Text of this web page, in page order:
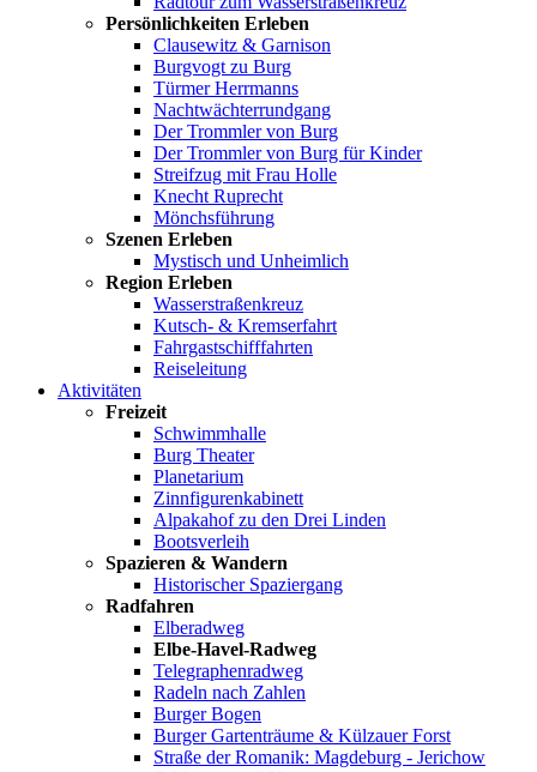
Persönlichkeiten Erleben
Clausewitz & Garnison
Burgvogt zu Burg
Türmer Herrmanns
Nachtwächterrundgang
Der Trommler von Burg
Der Trommler von Burg für Kinder
Streifzug mit Frau Holle
Knecht Ruprecht
Mönchsführung
Szenen Erleben
Mystisch und Unheimlich
Region Erleben
Wasserstraßenkreuz
Kutsch- & Kremserfahrt
Fahrgastschifffahrten
Reiseleitung
Aktivitäten
Freizeit
Schwimmhalle
Burg Theater
Planetarium
Zinnfigurenkabinett
Alpakahof zu den Drei Linden
Bootsverleih
Spazieren & Wandern
Historischer Spaziergang
Radfahren
Elberadweg
Elbe-Havel-Radweg
Telegraphenradweg
Radeln nach Zahlen
Burger Bogen
Burger Gartenträume & Külzauer Forst
Straße der Romanik: Magdeburg - Jerichow